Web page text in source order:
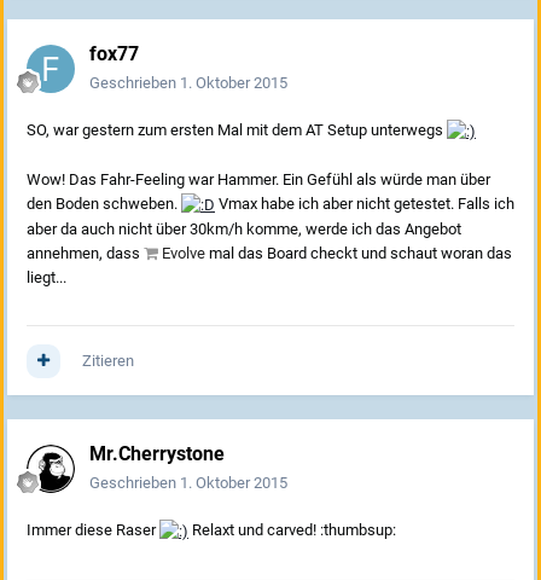
fox77
Geschrieben 1. Oktober 2015
SO, war gestern zum ersten Mal mit dem AT Setup unterwegs
Wow! Das Fahr-Feeling war Hammer. Ein Gefühl als würde man über
den Boden schweben.
Vmax habe ich aber nicht getestet. Falls ich
aber da auch nicht über 30km/h komme, werde ich das Angebot
annehmen, dass
Evolve mal das Board checkt und schaut woran das
liegt...
Zitieren
Mr.Cherrystone
Geschrieben 1. Oktober 2015
Immer diese Raser Relaxt und carved! :thumbsup: